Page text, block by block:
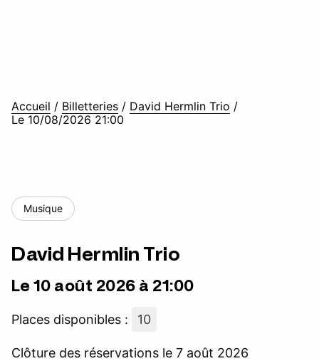
Accueil / Billetteries / David Hermlin Trio /
Le 10/08/2026 21:00
Musique
David Hermlin Trio
Le 10 août 2026 à 21:00
Places disponibles : 10
Clôture des réservations le 7 août 2026